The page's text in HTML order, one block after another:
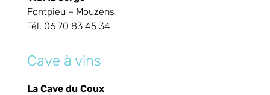
Fontpieu – Mouzens
Tél. 06 70 83 45 34
Cave à vins
La Cave du Coux